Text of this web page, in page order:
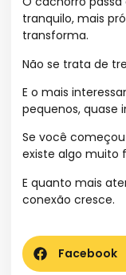
tranquilo, mais
transforma.
Não se trata de
E o mais
pequenos, quase
Se você
existe algo muito
E quanto mais
conexão cresce.
Facebook